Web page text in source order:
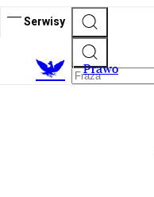
Serwisy
Prawo